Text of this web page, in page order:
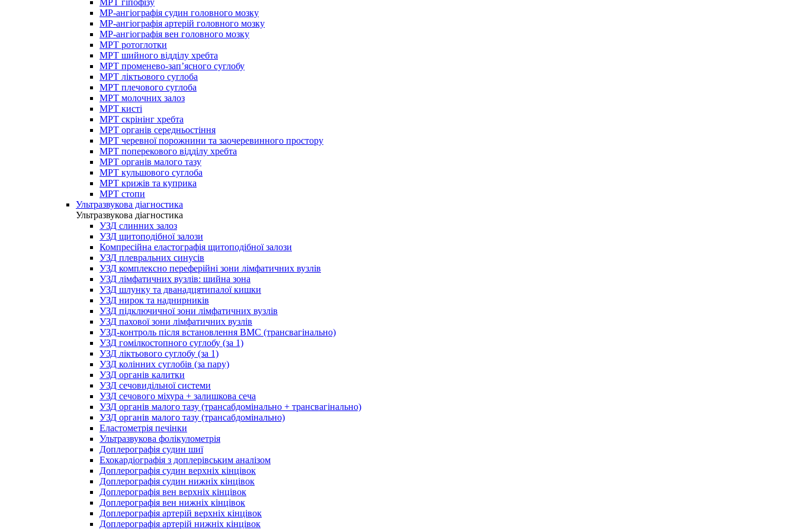
МРТ гіпофізу
МР-ангіографія судин головного мозку
МР-ангіографія артерій головного мозку
МР-ангіографія вен головного мозку
МРТ ротоглотки
МРТ шийного відділу хребта
МРТ променево-зап’ясного суглобу
МРТ ліктьового суглоба
МРТ плечового суглоба
МРТ молочних залоз
МРТ кисті
МРТ скрінінг хребта
МРТ органів середньостіння
МРТ черевної порожнини та заочеревинного простору
МРТ поперекового відділу хребта
МРТ органів малого тазу
МРТ кульшового суглоба
МРТ крижів та куприка
МРТ стопи
Ультразвукова діагностика
Ультразвукова діагностика
УЗД слинних залоз
УЗД щитоподібної залози
Компресійна еластографія щитоподібної залози
УЗД плевральних синусів
УЗД комплексно переферійні зони лімфатичних вузлів
УЗД лімфатичних вузлів: шийна зона
УЗД шлунку та дванадцятипалої кишки
УЗД нирок та наднирників
УЗД підключичної зони лімфатичних вузлів
УЗД пахової зони лімфатичних вузлів
УЗД-контроль після встановлення ВМС (трансвагінально)
УЗД гомілкостопного суглобу (за 1)
УЗД ліктьового суглобу (за 1)
УЗД колінних суглобів (за пару)
УЗД органів калитки
УЗД сечовидільної системи
УЗД сечового міхура + залишкова сеча
УЗД органів малого тазу (трансабдомінально + трансвагінально)
УЗД органів малого тазу (трансабдомінально)
Еластометрія печінки
Ультразвукова фолікулометрія
Доплерографія судин шиї
Ехокардіографія з доплерівським аналізом
Доплерографія судин верхніх кінцівок
Доплерографія судин нижніх кінцівок
Доплерографія вен верхніх кінцівок
Доплерографія вен нижніх кінцівок
Доплерографія артерій верхніх кінцівок
Доплерографія артерій нижніх кінцівок